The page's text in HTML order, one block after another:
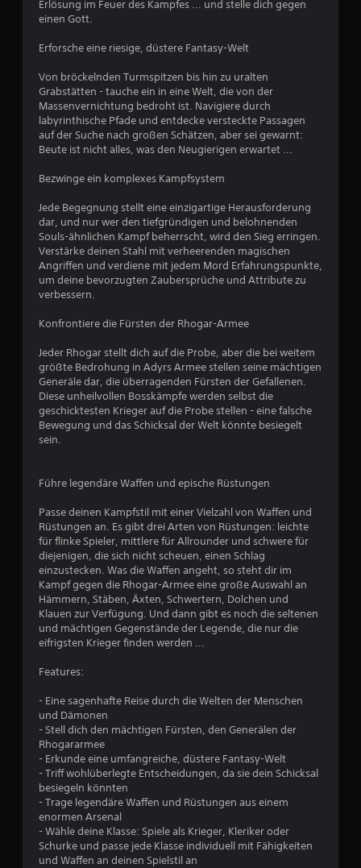
n
Erlösung im Feuer des Kampfes ... und stelle dich gegen
einen Gott.
Erforsche eine riesige, düstere Fantasy-Welt
Von bröckelnden Turmspitzen bis hin zu uralten
Grabstätten - tauche ein in eine Welt, die von der
Massenvernichtung bedroht ist. Navigiere durch
labyrinthische Pfade und entdecke versteckte Passagen
auf der Suche nach großen Schätzen, aber sei gewarnt:
Beute ist nicht alles, was den Neugierigen erwartet ...
Bezwinge ein komplexes Kampfsystem
Jede Begegnung stellt eine einzigartige Herausforderung
dar, und nur wer den tiefgründigen und belohnenden
Souls-ähnlichen Kampf beherrscht, wird den Sieg erringen.
Verstärke deinen Stahl mit verheerenden magischen
Angriffen und verdiene mit jedem Mord Erfahrungspunkte,
um deine bevorzugten Zaubersprüche und Attribute zu
verbessern.
Konfrontiere die Fürsten der Rhogar-Armee
Jeder Rhogar stellt dich auf die Probe, aber die bei weitem
größte Bedrohung in Adyrs Armee stellen seine mächtigen
Generäle dar, die überragenden Fürsten der Gefallenen.
Diese unheilvollen Bosskämpfe werden selbst die
geschicktesten Krieger auf die Probe stellen - eine falsche
Bewegung und das Schicksal der Welt könnte besiegelt
sein.
Führe legendäre Waffen und epische Rüstungen
Passe deinen Kampfstil mit einer Vielzahl von Waffen und
Rüstungen an. Es gibt drei Arten von Rüstungen: leichte
für flinke Spieler, mittlere für Allrounder und schwere für
diejenigen, die sich nicht scheuen, einen Schlag
einzustecken. Was die Waffen angeht, so steht dir im
Kampf gegen die Rhogar-Armee eine große Auswahl an
Hämmern, Stäben, Äxten, Schwertern, Dolchen und
Klauen zur Verfügung. Und dann gibt es noch die seltenen
und mächtigen Gegenstände der Legende, die nur die
eifrigsten Krieger finden werden ...
Features:
- Eine sagenhafte Reise durch die Welten der Menschen
und Dämonen
- Stell dich den mächtigen Fürsten, den Generälen der
Rhogararmee
- Erkunde eine umfangreiche, düstere Fantasy-Welt
- Triff wohlüberlegte Entscheidungen, da sie dein Schicksal
besiegeln könnten
- Trage legendäre Waffen und Rüstungen aus einem
enormen Arsenal
- Wähle deine Klasse: Spiele als Krieger, Kleriker oder
Schurke und passe jede Klasse individuell mit Fähigkeiten
und Waffen an deinen Spielstil an